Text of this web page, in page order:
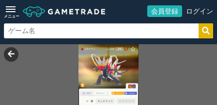
メニュー
会員登録 ログイン